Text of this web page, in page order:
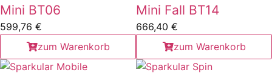
Mini BT06
599,76 €
zum Warenkorb
Mini Fall BT14
666,40 €
zum Warenkorb